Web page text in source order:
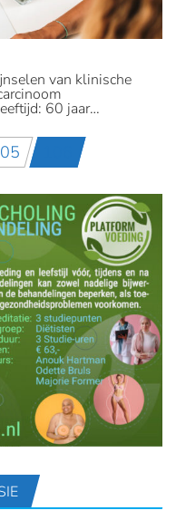
van klinische
60 jaar…